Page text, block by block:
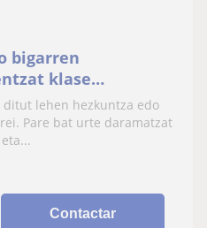
bigarren
klase
ditut
lehen hezkuntza edo
Pare bat urte daramatzat
Contactar